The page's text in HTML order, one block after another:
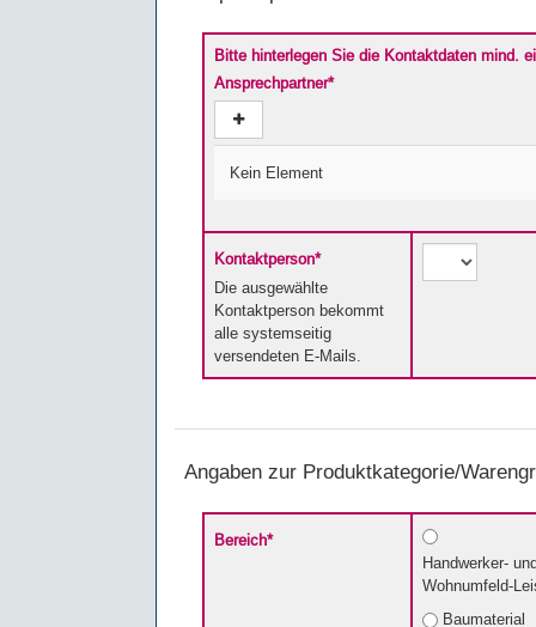
Bitte hinterlegen Sie die Kontaktdaten mind.
Ansprechpartner*
Kein Element
Kontaktperson*
Die ausgewählte
Kontaktperson bekommt
alle systemseitig
versendeten E-Mails.
Angaben zur Produktkategorie/
Bereich*
Handwerker-
Wohnumfeld-
Baumaterial